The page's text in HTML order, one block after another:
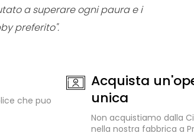
a superare ogni paura e i
preferito".
che puo
Acquista
unica
Non acquistiamo dalla
nella nostra fabbrica a